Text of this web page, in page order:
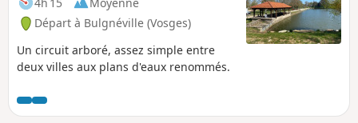
Départ à Bulgnéville (Vosges)
Un circuit arboré, assez simple entre
deux villes aux plans d'eaux renommés.